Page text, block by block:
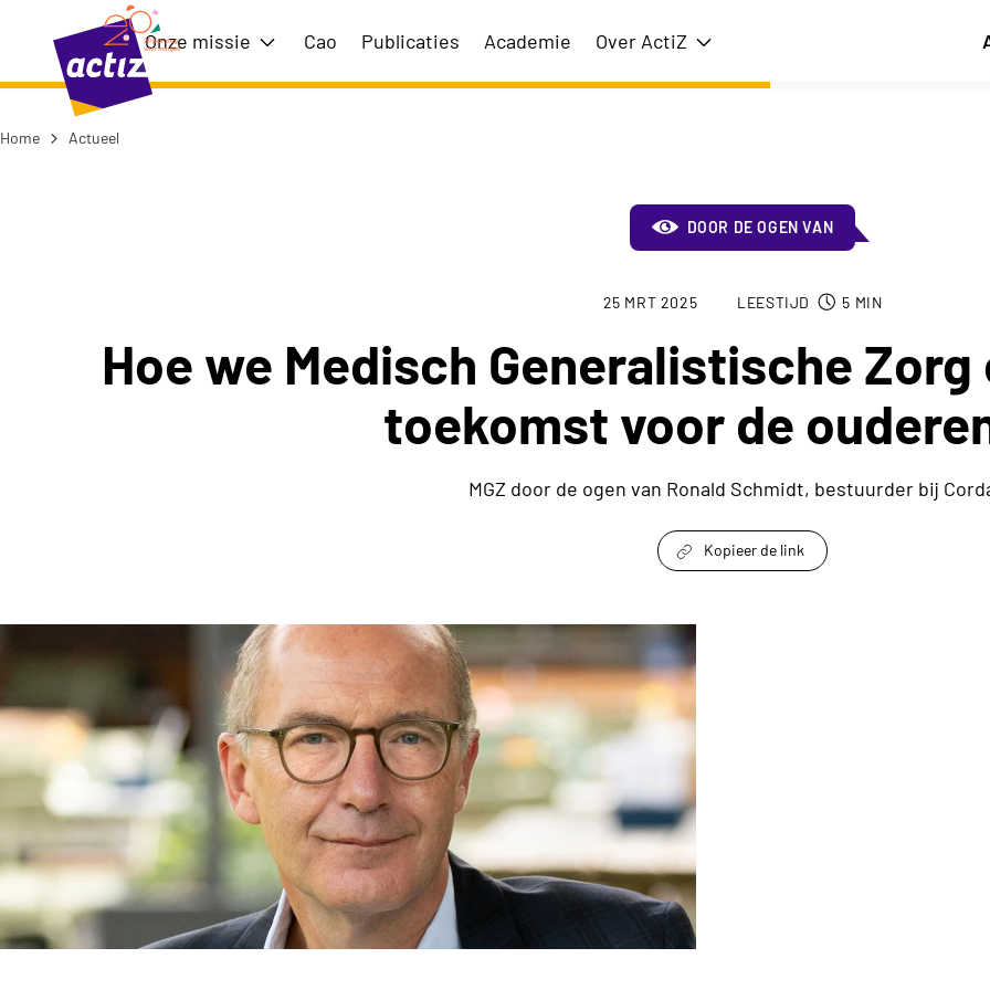
Naar hoofdinhoud
Naar menu
Naar de homepage
Onze missie Toon submenu voor Onze missie
Cao Publicaties Academie Over ActiZ Toon submenu voor Over ActiZ
Home Actueel
DOOR DE OGEN VAN
25 MRT 2025 LEESTIJD 5 MIN
Hoe we Medisch Generalistische
toekomst voor de
MGZ door de ogen van Ronald Schmidt, bestuurder bij
Kopieer de link
Hoe we Medisch Generalistische Zorg organiseren is de toekomst voor de ouderenzorg